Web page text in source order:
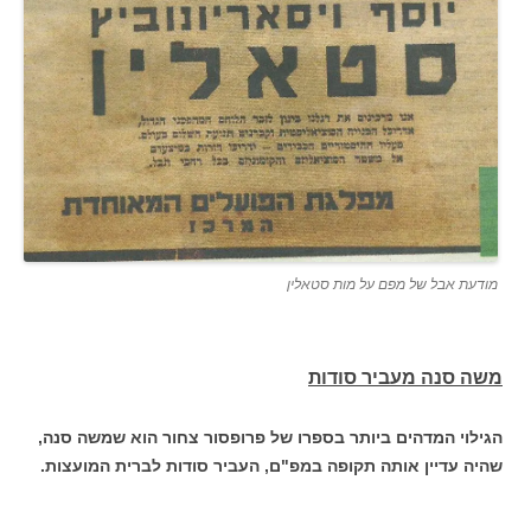
מודעת אבל של מפם על מות סטאלין
משה סנה מעביר סודות
הגילוי המדהים ביותר בספרו של פרופסור צחור הוא שמשה סנה,
שהיה עדיין אותה תקופה במפ"ם, העביר סודות לברית המועצות.